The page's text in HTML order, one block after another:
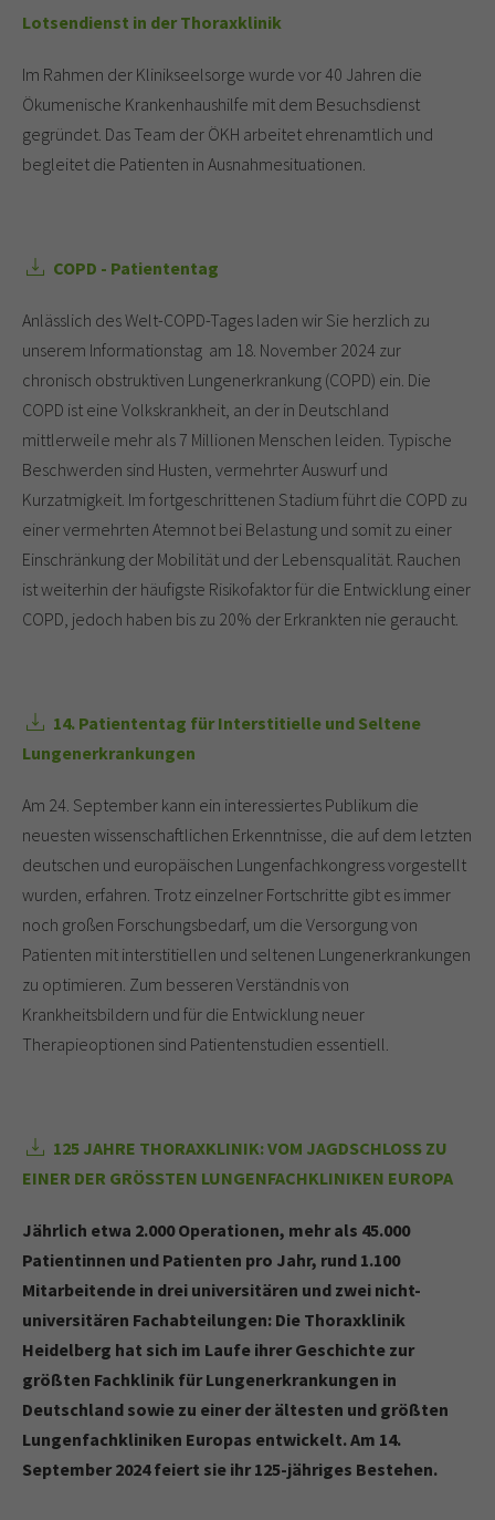
Lotsendienst in der Thoraxklinik
Im Rahmen der Klinikseelsorge wurde vor 40 Jahren die
Ökumenische Krankenhaushilfe mit dem Besuchsdienst
gegründet. Das Team der ÖKH arbeitet ehrenamtlich und
begleitet die Patienten in Ausnahmesituationen.
COPD - Patiententag
Anlässlich des Welt-COPD-Tages laden wir Sie herzlich zu
unserem Informationstag am 18. November 2024 zur
chronisch obstruktiven Lungenerkrankung (COPD) ein. Die
COPD ist eine Volkskrankheit, an der in Deutschland
mittlerweile mehr als 7 Millionen Menschen leiden. Typische
Beschwerden sind Husten, vermehrter Auswurf und
Kurzatmigkeit. Im fortgeschrittenen Stadium führt die COPD zu
einer vermehrten Atemnot bei Belastung und somit zu einer
Einschränkung der Mobilität und der Lebensqualität. Rauchen
ist weiterhin der häufigste Risikofaktor für die Entwicklung einer
COPD, jedoch haben bis zu 20% der Erkrankten nie geraucht.
14. Patiententag für Interstitielle und Seltene
Lungenerkrankungen
Am 24. September kann ein interessiertes Publikum die
neuesten wissenschaftlichen Erkenntnisse, die auf dem letzten
deutschen und europäischen Lungenfachkongress vorgestellt
wurden, erfahren. Trotz einzelner Fortschritte gibt es immer
noch großen Forschungsbedarf, um die Versorgung von
Patienten mit interstitiellen und seltenen Lungenerkrankungen
zu optimieren. Zum besseren Verständnis von
Krankheitsbildern und für die Entwicklung neuer
Therapieoptionen sind Patientenstudien essentiell.
125 JAHRE THORAXKLINIK: VOM JAGDSCHLOSS ZU
EINER DER GRÖSSTEN LUNGENFACHKLINIKEN EUROPA
Jährlich etwa 2.000 Operationen, mehr als 45.000
Patientinnen und Patienten pro Jahr, rund 1.100
Mitarbeitende in drei universitären und zwei nicht-
universitären Fachabteilungen: Die Thoraxklinik
Heidelberg hat sich im Laufe ihrer Geschichte zur
größten Fachklinik für Lungenerkrankungen in
Deutschland sowie zu einer der ältesten und größten
Lungenfachkliniken Europas entwickelt. Am 14.
September 2024 feiert sie ihr 125-jähriges Bestehen.